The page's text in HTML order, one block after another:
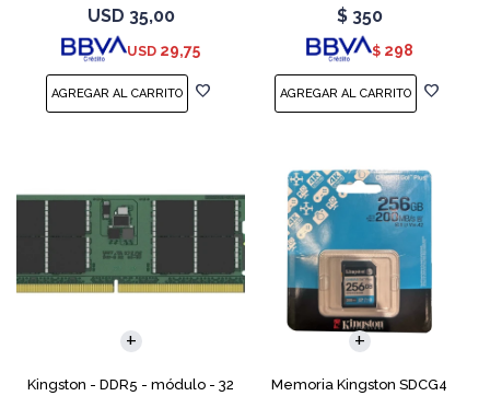
USB 3.2
USD 35,00
USD 29,75
$ 350
$ 298
Kingston - DDR5 - módulo - 32
Memoria Kingston SDCG4